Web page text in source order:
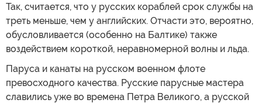
Так, считается, что у русских кораблей срок службы на
треть меньше, чем у английских. Отчасти это, вероятно,
обусловливается (особенно на Балтике) также
воздействием короткой, неравномерной волны и льда.
Паруса и канаты на русском военном флоте
превосходного качества. Русские парусные мастера
славились уже во времена Петра Великого, а русской